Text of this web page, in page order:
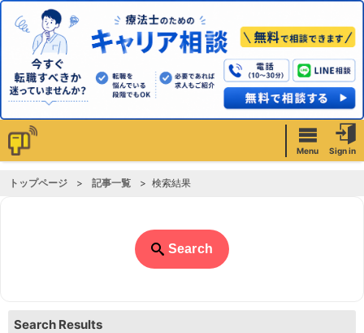
Menu Sign in
トップページ 記事一覧 検索結果
Search
Search Results